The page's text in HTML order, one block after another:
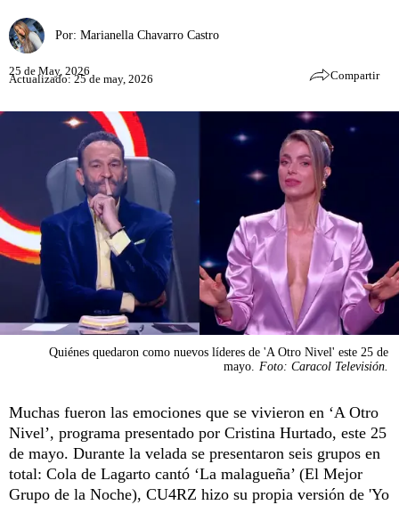
Por: Marianella Chavarro Castro
25 de May, 2026
Actualizado: 25 de may, 2026 Compartir
Quiénes quedaron como nuevos líderes de 'A Otro Nivel' este 25 de
mayo. Foto: Caracol Televisión.
Muchas fueron las emociones que se vivieron en ‘A Otro
Nivel’, programa presentado por Cristina Hurtado, este 25
de mayo. Durante la velada se presentaron seis grupos en
total: Cola de Lagarto cantó ‘La malagueña’ (El Mejor
Grupo de la Noche), CU4RZ hizo su propia versión de 'Yo